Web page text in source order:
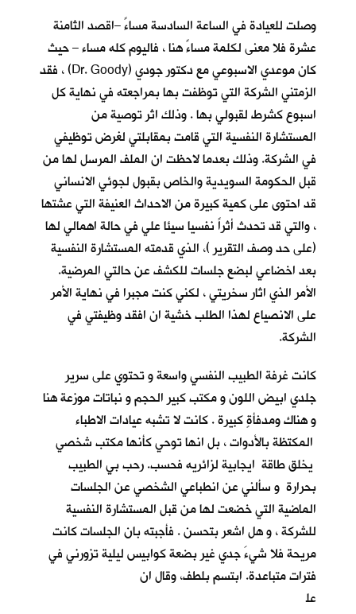
وصلت للعيادة في الساعة السادسة مساءً –اقصد الثامنة
عشرة فلا معنى لكلمة مساءً هنا ، فاليوم كله مساء – حيث
كان موعدي الاسبوعي مع دكتور جودي (Dr. Goody) ، فقد
الزمتني الشركة التي توظفت بها بمراجعته في نهاية كل
اسبوع كشرط لقبولي بها . وذلك اثر توصية من
المستشارة النفسية التي قامت بمقابلتي لغرض توظيفي
في الشركة. وذلك بعدما لاحظت ان الملف المرسل لها من
قبل الحكومة السويدية والخاص بقبول لجوئي الانساني
قد احتوى على كمية كبيرة من الاحداث العنيفة التي عشتها
، والتي قد تحدث أثراً نفسيا سيئا علي في حالة اهمالي لها
(على حد وصف التقرير )، الذي قدمته المستشارة النفسية
بعد اخضاعي لبضع جلسات للكشف عن حالتي المرضية.
الأمر الذي اثار سخريتي ، لكني كنت مجبرا في نهاية الأمر
على الانصياع لهذا الطلب خشية ان افقد وظيفتي في
الشركة.
كانت غرفة الطبيب النفسي واسعة و تحتوي على سرير
جلدي ابيض اللون و مكتب كبير الحجم و نباتات موزعة هنا
و هناك ومدفأةٍ كبيرة . كانت لا تشبه عيادات الاطباء
المكتظة بالأدوات ، بل انها توحي كأنها مكتب شخصي
يخلق طاقة ايجابية لزائريه فحسب. رحب بي الطبيب
بحرارة و سألني عن انطباعي الشخصي عن الجلسات
الماضية التي خضعت لها من قبل المستشارة النفسية
للشركة ، و هل اشعر بتحسن . فأجبته بان الجلسات كانت
مريحة فلا شيءَ جدي غير بضعة كوابيس ليلية تزورني في
فترات متباعدة. ابتسم بلطف، وقال ان
عل